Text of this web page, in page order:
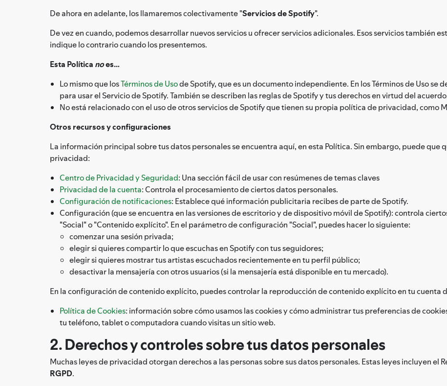
De ahora en adelante, los llamaremos colectivamente "Servicios de Spotify".
De vez en cuando, podemos desarrollar nuevos servicios u ofrecer servicios adicionales. Esos servicios también
indique lo contrario cuando los presentemos.
Esta Política noes…
Lo mismo que losTérminos de Usode Spotify, que es un documento independiente. En los Términos de Uso se
para usar el Servicio de Spotify. También se describen las reglas de Spotify y tus derechos en virtud del
No está relacionado con el uso de otros servicios de Spotify que tienen su propia política de privacidad, como
Otros recursos y configuraciones
La información principal sobre tus datos personales se encuentra aquí, en esta Política. Sin embargo, puede que
privacidad:
Centro de Privacidad y Seguridad: Una sección fácil de usar con resúmenes de temas claves
Privacidad de la cuenta: Controla el procesamiento de ciertos datos personales.
Configuración de notificaciones: Establece qué información publicitaria recibes de parte de Spotify.
Configuración (que se encuentra en las versiones de escritorio y de dispositivo móvil de Spotify): controla
"Social" o "Contenido explícito". En el parámetro de configuración "Social", puedes hacer lo siguiente:
comenzar una sesión privada;
elegir si quieres compartir lo que escuchas en Spotify con tus seguidores;
elegir si quieres mostrar tus artistas escuchados recientemente en tu perfil público;
desactivar la mensajería con otros usuarios (si la mensajería está disponible en tu mercado).
En la configuración de contenido explícito, puedes controlar la reproducción de contenido explícito en tu cuenta
Política de Cookies: información sobre cómo usamos las cookies y cómo administrar tus preferencias de
tu teléfono, tablet o computadora cuando visitas un sitio web.
2. Derechos y controles sobre tus datos personales
Muchas leyes de privacidad otorgan derechos a las personas sobre sus datos personales. Estas leyes incluyen el
RGPD.